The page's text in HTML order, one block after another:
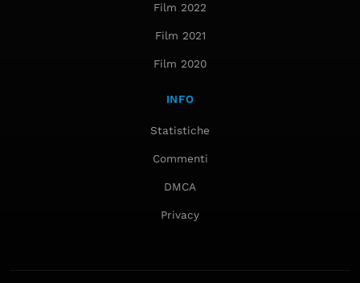
Film 2022
Film 2021
Film 2020
INFO
Statistiche
Commenti
DMCA
Privacy